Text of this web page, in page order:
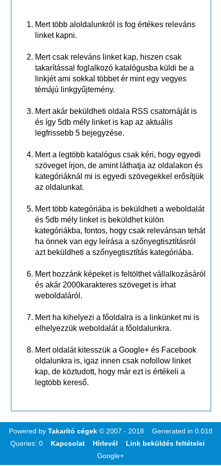
Mert több aloldalunkról is fog értékes releváns
linket kapni.
Mert csak releváns linket kap, hiszen csak
takarítással foglalkozó katalógusba küldi be a
linkjét ami sokkal többet ér mint egy vegyes
témájú linkgyűjtemény.
Mert akár beküldheti oldala RSS csatornáját is
és így 5db mély linket is kap az aktuális
legfrissebb 5 bejegyzése.
Mert a legtöbb katalógus csak kéri, hogy egyedi
szöveget írjon, de amint láthatja az oldalakon és
kategóriáknál mi is egyedi szövegekkel erősítjük
az oldalunkat.
Mert több kategóriába is beküldheti a weboldalát
és 5db mély linket is beküldhet külön
kategóriákba, fontos, hogy csak relevánsan tehát
ha önnek van egy leírása a szőnyegtisztításról
azt beküldheti a szőnyegtisztítás kategóriába.
Mert hozzánk képeket is feltölthet vállalkozásáról
és akár 2000karakteres szöveget is írhat
weboldaláról.
Mert ha kihelyezi a főoldalra is a linkünket mi is
elhelyezzük weboldalát a főoldalunkra.
Mert oldalát kitesszük a Google+ és Facebook
oldalunkra is, igaz innen csak nofollow linket
kap, de köztudott, hogy már ezt is értékeli a
legtöbb kereső.
Powered by Takarító cégek© 2007 - 2018 Generated in 0.018
Queries: 0 Kapcsolat Hírlevél
Link beküldés feltételei
Google+